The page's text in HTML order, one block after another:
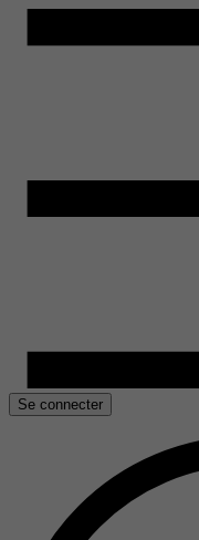
Se connecter